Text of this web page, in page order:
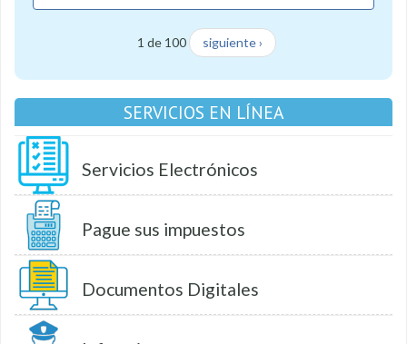
1 de 100 siguiente ›
SERVICIOS EN LÍNEA
Servicios Electrónicos
Pague sus impuestos
Documentos Digitales